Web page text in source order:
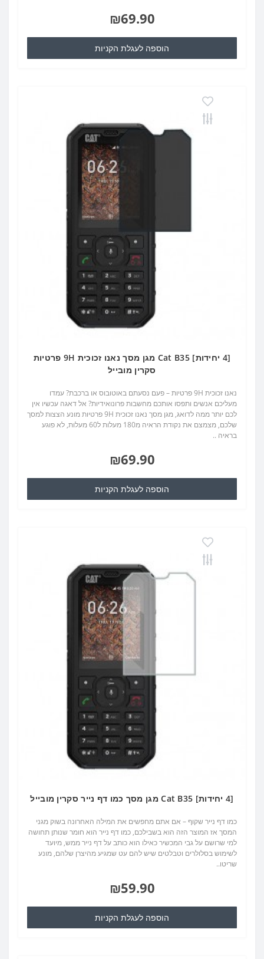
₪69.90
הוספה לעגלת הקניות
[4 יחידות] Cat B35 מגן מסך נאנו זכוכית 9H פרטיות
סקרין מובייל
נאנו זכוכית 9H פרטיות – פעם נסעתם באוטובוס או ברכבת? עמדו
מעליכם אנשים ותפסו אותכם מחשבות פרונואידיות? אל דאגה עכשיו אין
לכם יותר ממה לדואג, מגן מסך נאנו זכוכית 9H פרטיות מונע הצצות למסך
שלכם, מצמצם את נקודת הראיה מ180 מעלות ל60 מעלות, לא פוגע
בראיה ..
₪69.90
הוספה לעגלת הקניות
[4 יחידות] Cat B35 מגן מסך כמו דף נייר סקרין מובייל
כמו דף נייר שקוף – אם אתם מחפשים את המילה האחרונה בשוק מגני
המסך אז המוצר הזה הוא בשבילכם, כמו דף נייר הוא חומר שנותן תחושה
למי שרושם על גבי המכשיר כאילו הוא כותב על דף נייר ממש, מיועד
לשימוש בסלולרים וטבלטים שיש להם עט שמגיע מהיצרן שלהם, מונע
שריטו..
₪59.90
הוספה לעגלת הקניות